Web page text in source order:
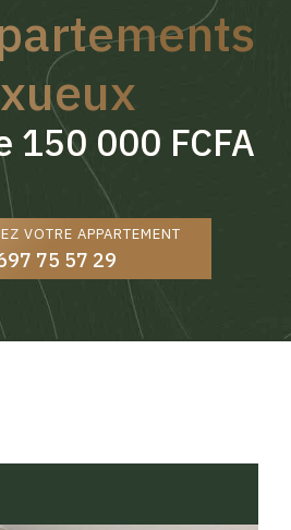
150 000 FCFA
VOTRE APPARTEMENT
75 57 29